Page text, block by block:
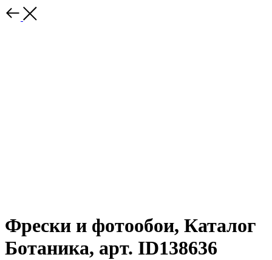
Фрески и фотообои, Каталог
Ботаника, арт. ID138636